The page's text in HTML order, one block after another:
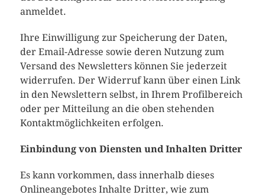
anmeldet.
Ihre Einwilligung zur Speicherung der Daten,
der Email-Adresse sowie deren Nutzung zum
Versand des Newsletters können Sie jederzeit
widerrufen. Der Widerruf kann über einen Link
in den Newslettern selbst, in Ihrem Profilbereich
oder per Mitteilung an die oben stehenden
Kontaktmöglichkeiten erfolgen.
Einbindung von Diensten und Inhalten Dritter
Es kann vorkommen, dass innerhalb dieses
Onlineangebotes Inhalte Dritter, wie zum